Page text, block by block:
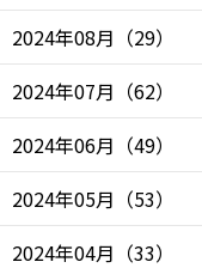
2024年08月 （29）
2024年07月 （62）
2024年06月 （49）
2024年05月 （53）
2024年04月 （33）